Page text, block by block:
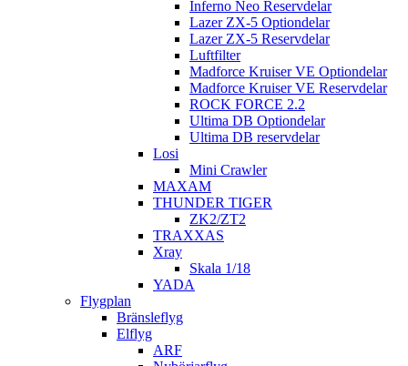
Inferno Neo Reservdelar
Lazer ZX-5 Optiondelar
Lazer ZX-5 Reservdelar
Luftfilter
Madforce Kruiser VE Optiondelar
Madforce Kruiser VE Reservdelar
ROCK FORCE 2.2
Ultima DB Optiondelar
Ultima DB reservdelar
Losi
Mini Crawler
MAXAM
THUNDER TIGER
ZK2/ZT2
TRAXXAS
Xray
Skala 1/18
YADA
Flygplan
Bränsleflyg
Elflyg
ARF